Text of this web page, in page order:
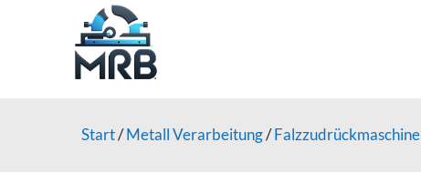
Start/Metall Verarbeitung/Falzzudrückmaschine